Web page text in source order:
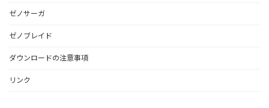
ゼノサーガ
ゼノブレイド
ダウンロードの注意事項
リンク